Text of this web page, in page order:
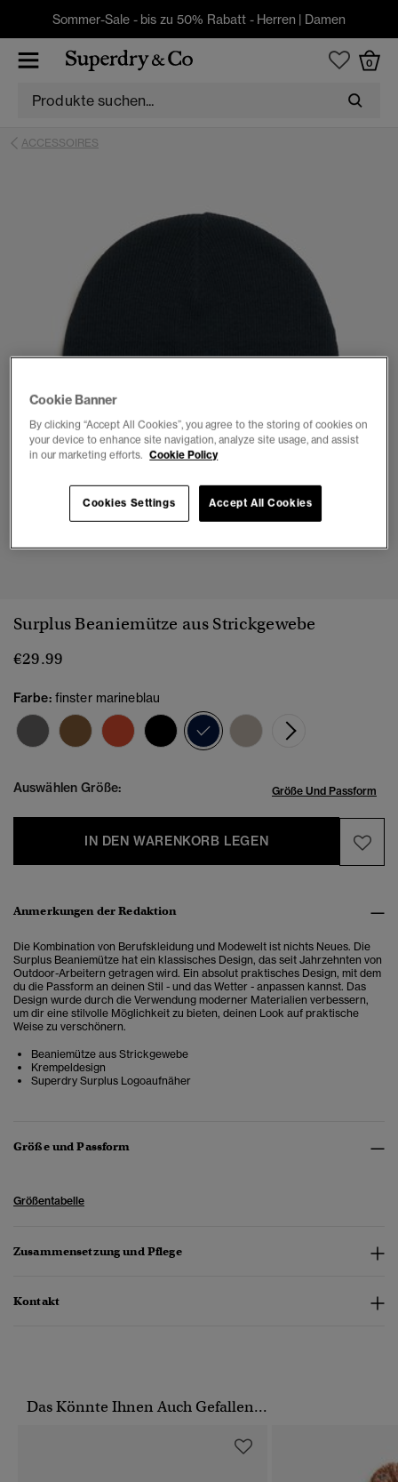
Sommer-Sale - bis zu 50% Rabatt - Herren | Damen
0
ACCESSOIRES
1 2
Surplus Beaniemütze aus Strickgewebe
€29.99
Farbe: finster marineblau
Ausgewählt
Auswählen Größe: Größe Und Passform
IN DEN WARENKORB LEGEN
Anmerkungen der Redaktion
Die Kombination von Berufskleidung und Modewelt ist nichts Neues. Die
Surplus Beaniemütze hat ein klassisches Design, das seit Jahrzehnten von
Outdoor-Arbeitern getragen wird. Ein absolut praktisches Design, mit dem
du die Passform an deinen Stil - und das Wetter - anpassen kannst. Das
Design wurde durch die Verwendung moderner Materialien verbessern,
um dir eine stilvolle Möglichkeit zu bieten, deinen Look auf praktische
Weise zu verschönern.
Beaniemütze aus Strickgewebe
Krempeldesign
Superdry Surplus Logoaufnäher
Größe und Passform
Größentabelle
Zusammensetzung und Pflege
Kontakt
Das Könnte Ihnen Auch Gefallen...
Cookie Banner
By clicking “Accept All Cookies”, you agree to the storing of cookies on
your device to enhance site navigation, analyze site usage, and assist
in our marketing efforts. Cookie Policy
Accept All Cookies
Cookies Settings